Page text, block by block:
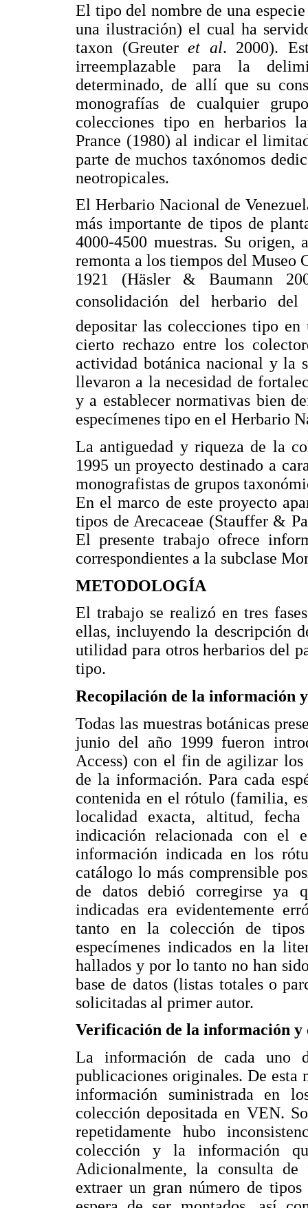
El tipo del nombre de una
una ilustración) el cual ha
taxon (Greuteret al. 2000).
irreemplazable para la
determinado, de allí que su
monografías de cualquier
colecciones tipo en herbarios
Prance (1980) al indicar el
parte de muchos taxónomos
neotropicales.
El Herbario Nacional de
más importante de tipos de
4000-4500 muestras. Su
remonta a los tiempos del Museo
1921 (Häsler & Baumann
consolidación del herbario del
depositar las colecciones tipo
cierto rechazo entre los
actividad botánica nacional y la
llevaron a la necesidad de
y a establecer normativas bien
especímenes tipo en el Herbario
La antiguedad y riqueza de la
1995 un proyecto destinado a
monografistas de grupos
En el marco de este proyecto
tipos de Arecaceae (Stauffer &
El presente trabajo ofrece
correspondientes a la subclase
METODOLOGÍA
El trabajo se realizó en tres
ellas, incluyendo la descripción
utilidad para otros herbarios del
tipo.
Recopilación de la información
Todas las muestras botánicas
junio del año 1999 fueron
Access) con el fin de agilizar
de la información. Para cada
contenida en el rótulo (familia,
localidad exacta, altitud,
indicación relacionada con el
información indicada en los
catálogo lo más comprensible
de datos debió corregirse ya
indicadas era evidentemente
tanto en la colección de
especímenes indicados en la
hallados y por lo tanto no han
base de datos (listas totales o
solicitadas al primer autor.
Verificación de la información y
La información de cada uno
publicaciones originales. De esta
información suministrada en
colección depositada en VEN.
repetidamente hubo
colección y la información
Adicionalmente, la consulta
extraer un gran número de